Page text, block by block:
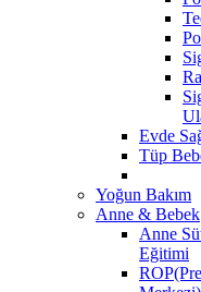
Evde
Tüp
Yoğun Bakım
Anne & Bebek
Anne
Eğitimi